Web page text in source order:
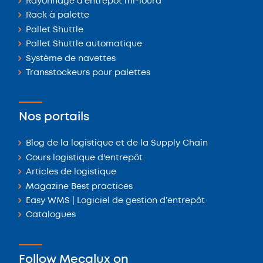
Rack à palette
Pallet Shuttle
Pallet Shuttle automatique
Système de navettes
Transstockeurs pour palettes
Nos portails
Blog de la logistique et de la Supply Chain
Cours logistique d'entrepôt
Articles de logistique
Magazine Best practices
Easy WMS | Logiciel de gestion d’entrepôt
Catalogues
Follow Mecalux on